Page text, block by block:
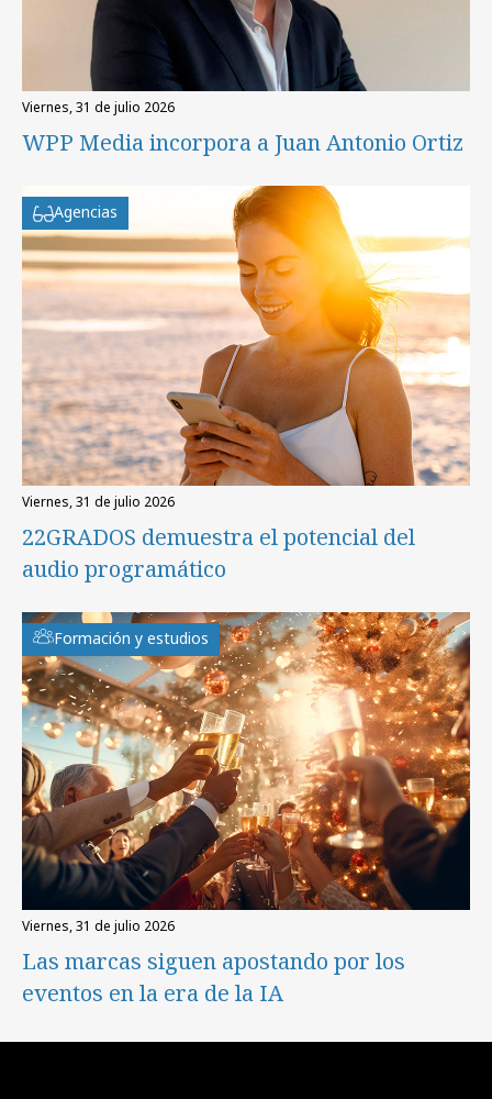
viernes, 31 de julio 2026
WPP Media incorpora a Juan Antonio Ortiz
Agencias
viernes, 31 de julio 2026
22GRADOS demuestra el potencial del
audio programático
Formación y estudios
viernes, 31 de julio 2026
Las marcas siguen apostando por los
eventos en la era de la IA